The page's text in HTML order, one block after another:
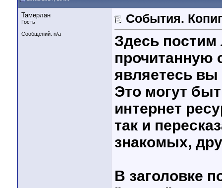
Тамерлан
Гость
Сообщений: n/a
События.
Здесь
прочитанную
являетесь вы
Это могут
интернет
так и
знакомых,
В заголовке